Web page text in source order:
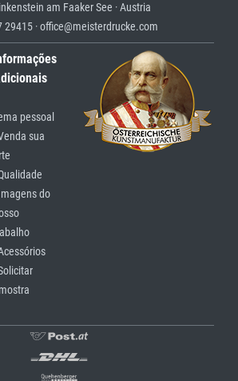
am Faaker See · Austria
29415 · office@meisterdrucke.com
pessoal
sua
do